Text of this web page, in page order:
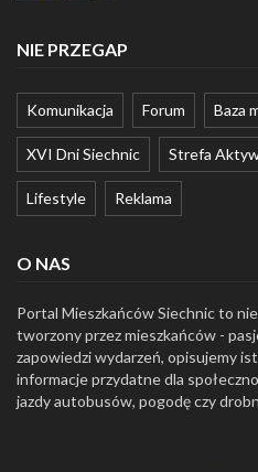
NIE PRZEGAP
Komunikacja Forum Baza
XVI Dni Siechnic Strefa
Lifestyle Reklama
O NAS
Portal Mieszkańców Siechnic to
tworzony przez mieszkańców -
zapowiedzi wydarzeń, opisujemy
informacje przydatne dla
jazdy autobusów, pogodę czy